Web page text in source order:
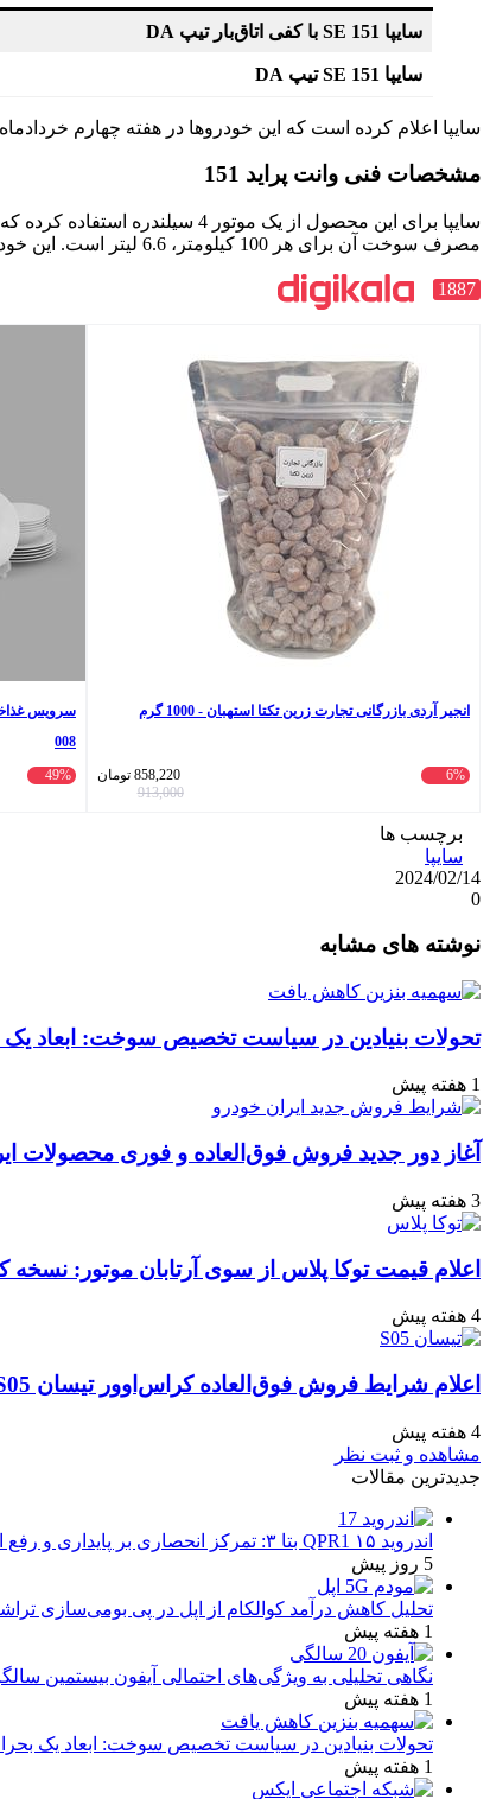
سایپا 151 SE با کفی اتاق‌بار تیپ DA
سایپا 151 SE تیپ DA
سایپا اعلام کرده است که این خودروها در هفته چهارم خردادماه 1403 تحویل مشتریان خواهند شد.
مشخصات فنی وانت پراید 151
مصرف سوخت آن برای هر 100 کیلومتر، 6.6 لیتر است. این خودرو می‌تواند به حداکثر سرعت 160 کیلومتر بر ساعت برسد.
1887
انجیر آردی بازرگانی تجارت زرین تکتا استهبان - 1000 گرم
6%
858,220 تومان
913,000
008
49%
برچسب ها
سایپا
2024/02/14
0
آپ
گذاری
ایمیل
نوشته های مشابه
تحولات بنیادین در سیاست تخصیص سوخت: ابعاد یک
1 هفته پیش
آغاز دور جدید فروش فوق‌العاده و فوری محصولات
3 هفته پیش
اعلام قیمت توکا پلاس از سوی آرتابان موتور: نسخه کم‌آپشن با چه
4 هفته پیش
اعلام شرایط فروش فوق‌العاده کراس‌اوور تیسان S05 توسط تیگارد موتور: قیمت قطعی و جزئیات اقساطی تیر ۱۴۰۵
4 هفته پیش
مشاهده و ثبت نظر
جدیدترین مقالات
اندروید ۱۵ QPR1 بتا ۳: تمرکز انحصاری بر پایداری و رفع اشکالات
5 روز پیش
تحلیل کاهش درآمد کوالکام از اپل در پی بومی‌سازی
1 هفته پیش
نگاهی تحلیلی به ویژگی‌های احتمالی آیفون بیستمین
1 هفته پیش
تحولات بنیادین در سیاست تخصیص سوخت: ابعاد یک
1 هفته پیش